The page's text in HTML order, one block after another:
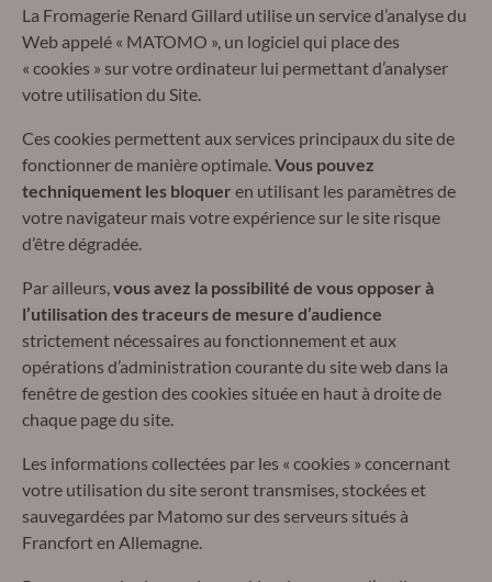
La Fromagerie Renard Gillard utilise un service d’analyse du
Web appelé « MATOMO », un logiciel qui place des
« cookies » sur votre ordinateur lui permettant d’analyser
votre utilisation du Site.
Ces cookies permettent aux services principaux du site de
fonctionner de manière optimale.Vous pouvez
techniquement les bloquer en utilisant les paramètres de
votre navigateur mais votre expérience sur le site risque
d’être dégradée.
Par ailleurs,vous avez la possibilité de vous opposer à
l’utilisation des traceurs de mesure d’audience
strictement nécessaires au fonctionnement et aux
opérations d’administration courante du site web dans la
fenêtre de gestion des cookies située en haut à droite de
chaque page du site.
Les informations collectées par les « cookies » concernant
votre utilisation du site seront transmises, stockées et
sauvegardées par Matomo sur des serveurs situés à
Francfort en Allemagne.